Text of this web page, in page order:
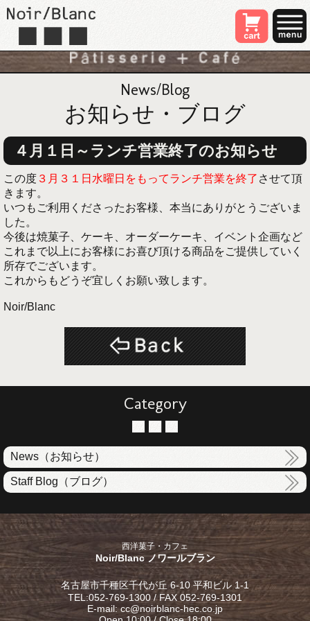
News/Blog
お知らせ・ブログ
４月１日～ランチ営業終了のお知らせ
この度 ３月３１日水曜日をもってランチ営業を終了 させて頂
きます。
いつもご利用くださったお客様、本当にありがとうございま
した。
今後は焼菓子、ケーキ、オーダーケーキ、イベント企画など
これまで以上にお客様にお喜び頂ける商品をご提供していく
所存でございます。
これからもどうぞ宜しくお願い致します。
Noir/Blanc
Category
News（お知らせ）
Staff Blog（ブログ）
西洋菓子・カフェ
Noir/Blanc ノワールブラン
名古屋市千種区千代が丘 6-10 平和ビル 1-1
TEL:052-769-1300 / FAX 052-769-1301
E-mail: cc@noirblanc-hec.co.jp